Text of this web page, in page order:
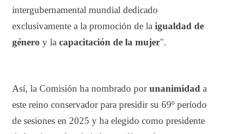
intergubernamental mundial dedicado
exclusivamente a la promoción de la igualdad de
género y la capacitación de la mujer".
Así, la Comisión ha nombrado porunanimidad a
este reino conservador para presidir su 69º período
de sesiones en 2025 y ha elegido como presidente